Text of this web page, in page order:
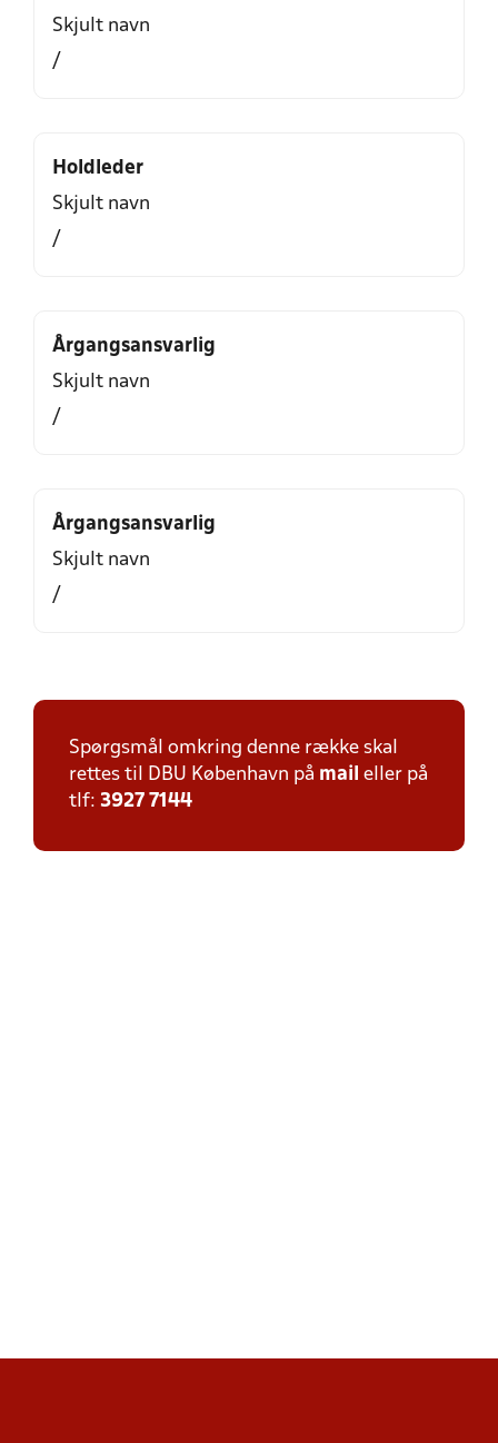
Skjult navn
/
Holdleder
Skjult navn
/
Årgangsansvarlig
Skjult navn
/
Årgangsansvarlig
Skjult navn
/
Spørgsmål omkring denne række skal
rettes til DBU København på mail eller på
tlf: 3927 7144